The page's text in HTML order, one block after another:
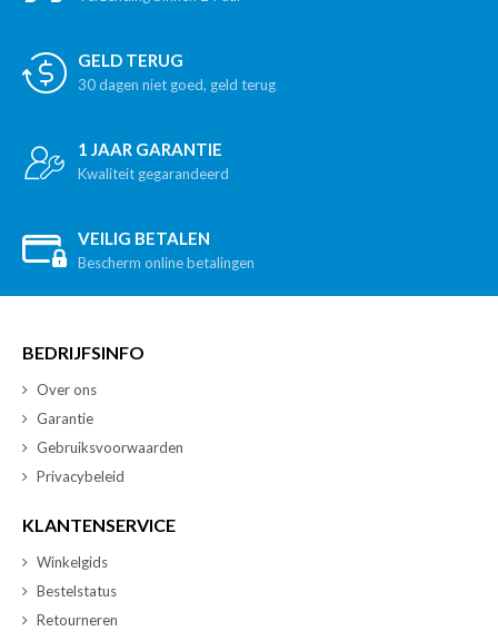
GELD TERUG
30 dagen niet goed, geld terug
1 JAAR GARANTIE
Kwaliteit gegarandeerd
VEILIG BETALEN
Bescherm online betalingen
BEDRIJFSINFO
Over ons
Garantie
Gebruiksvoorwaarden
Privacybeleid
KLANTENSERVICE
Winkelgids
Bestelstatus
Retourneren